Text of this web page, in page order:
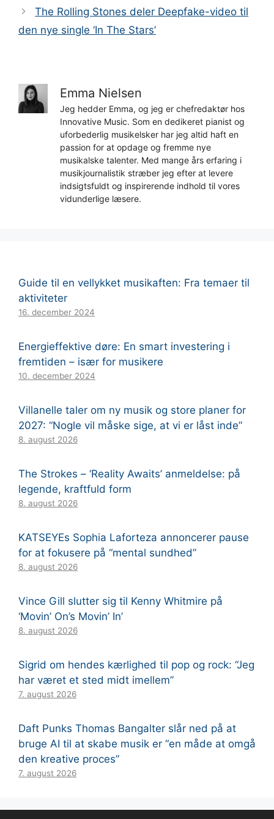
The Rolling Stones deler Deepfake-video til
den nye single ‘In The Stars’
Emma Nielsen
Jeg hedder Emma, og jeg er chefredaktør hos
Innovative Music. Som en dedikeret pianist og
uforbederlig musikelsker har jeg altid haft en
passion for at opdage og fremme nye
musikalske talenter. Med mange års erfaring i
musikjournalistik stræber jeg efter at levere
indsigtsfuldt og inspirerende indhold til vores
vidunderlige læsere.
Guide til en vellykket musikaften: Fra temaer til
aktiviteter
16. december 2024
Energieffektive døre: En smart investering i
fremtiden – især for musikere
10. december 2024
Villanelle taler om ny musik og store planer for
2027: “Nogle vil måske sige, at vi er låst inde”
8. august 2026
The Strokes – ‘Reality Awaits’ anmeldelse: på
legende, kraftfuld form
8. august 2026
KATSEYEs Sophia Laforteza annoncerer pause
for at fokusere på “mental sundhed”
8. august 2026
Vince Gill slutter sig til Kenny Whitmire på
‘Movin’ On’s Movin’ In’
8. august 2026
Sigrid om hendes kærlighed til pop og rock: “Jeg
har været et sted midt imellem”
7. august 2026
Daft Punks Thomas Bangalter slår ned på at
bruge AI til at skabe musik er “en måde at omgå
den kreative proces”
7. august 2026